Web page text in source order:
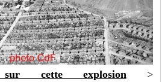
cette explosion>